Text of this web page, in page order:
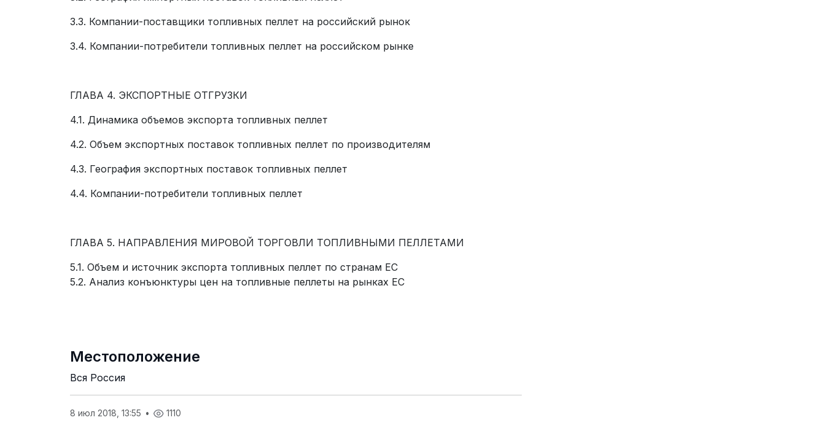
3.3. Компании-поставщики топливных пеллет на российский рынок
3.4. Компании-потребители топливных пеллет на российском рынке
ГЛАВА 4. ЭКСПОРТНЫЕ ОТГРУЗКИ
4.1. Динамика объемов экспорта топливных пеллет
4.2. Объем экспортных поставок топливных пеллет по производителям
4.3. География экспортных поставок топливных пеллет
4.4. Компании-потребители топливных пеллет
ГЛАВА 5. НАПРАВЛЕНИЯ МИРОВОЙ ТОРГОВЛИ ТОПЛИВНЫМИ ПЕЛЛЕТАМИ
5.1. Объем и источник экспорта топливных пеллет по странам ЕС
5.2. Анализ конъюнктуры цен на топливные пеллеты на рынках ЕС
Местоположение
Вся Россия
8 июл 2018, 13:55 • 1110